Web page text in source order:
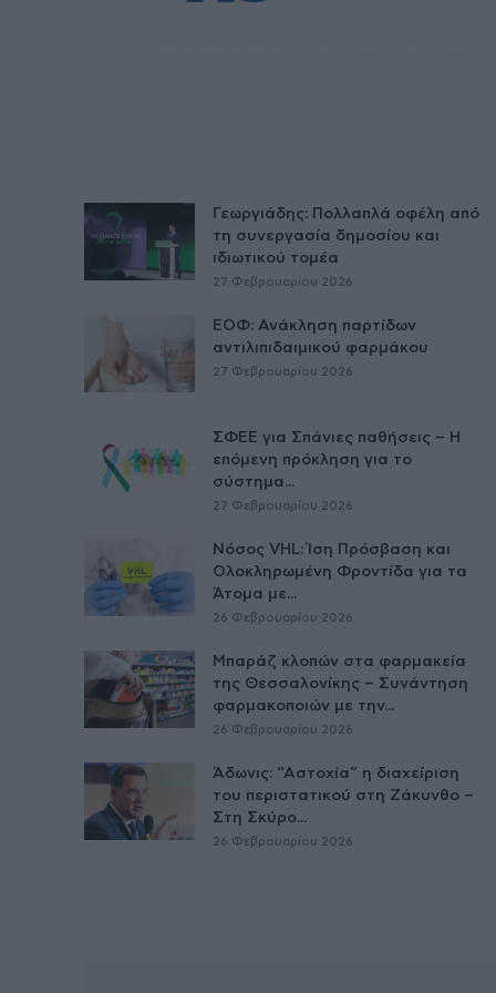
Γεωργιάδης: Πολλαπλά οφέλη από
τη συνεργασία δημοσίου και
ιδιωτικού τομέα
27 Φεβρουαρίου 2026
ΕΟΦ: Ανάκληση παρτίδων
αντιλιπιδαιμικού φαρμάκου
27 Φεβρουαρίου 2026
ΣΦΕΕ για Σπάνιες παθήσεις – Η
επόμενη πρόκληση για το
σύστημα...
27 Φεβρουαρίου 2026
Νόσος VHL: Ίση Πρόσβαση και
Ολοκληρωμένη Φροντίδα για τα
Άτομα με...
26 Φεβρουαρίου 2026
Μπαράζ κλοπών στα φαρμακεία
της Θεσσαλονίκης – Συνάντηση
φαρμακοποιών με την...
26 Φεβρουαρίου 2026
Άδωνις: “Αστοχία” η διαχείριση
του περιστατικού στη Ζάκυνθο –
Στη Σκύρο...
26 Φεβρουαρίου 2026